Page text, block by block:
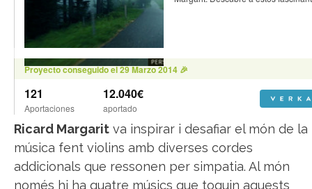
Ricard Margarit va inspirar i desafiar el món de la
música fent violins amb diverses cordes
addicionals que ressonen per simpatia. Al món
només hi ha quatre músics que toquin aquests